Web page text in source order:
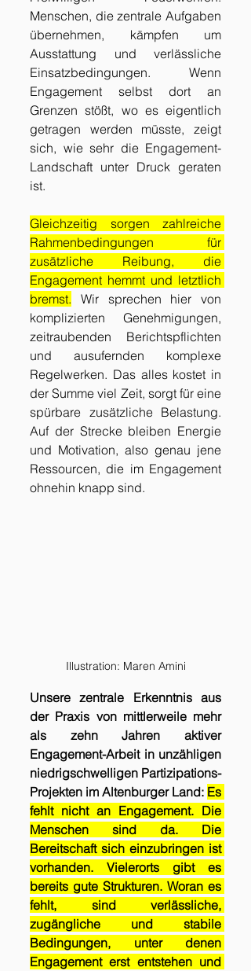
Menschen, die zentrale Aufgaben
übernehmen, kämpfen um
Ausstattung und verlässliche
Einsatzbedingungen. Wenn
Engagement selbst dort an
Grenzen stößt, wo es eigentlich
getragen werden müsste, zeigt
sich, wie sehr die Engagement-
Landschaft unter Druck geraten
ist.
Gleichzeitig sorgen zahlreiche
Rahmenbedingungen für
zusätzliche Reibung, die
Engagement hemmt und letztlich
bremst. Wir sprechen hier von
komplizierten Genehmigungen,
zeitraubenden Berichtspflichten
und ausufernden komplexe
Regelwerken. Das alles kostet in
der Summe viel Zeit, sorgt für eine
spürbare zusätzliche Belastung.
Auf der Strecke bleiben Energie
und Motivation, also genau jene
Ressourcen, die im Engagement
ohnehin knapp sind.
Illustration: Maren Amini
Unsere zentrale Erkenntnis aus
der Praxis von mittlerweile mehr
als zehn Jahren aktiver
Engagement-Arbeit in unzähligen
niedrigschwelligen Partizipations-
Projekten im Altenburger Land: Es
fehlt nicht an Engagement. Die
Menschen sind da. Die
Bereitschaft sich einzubringen ist
vorhanden. Vielerorts gibt es
bereits gute Strukturen. Woran es
fehlt, sind verlässliche,
zugängliche und stabile
Bedingungen, unter denen
Engagement erst entstehen und